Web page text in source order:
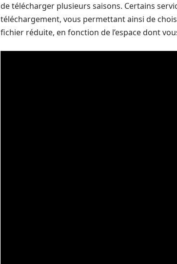
de télécharger plusieurs saisons. Certains
téléchargement, vous permettant ainsi de
fichier réduite, en fonction de l’espace dont